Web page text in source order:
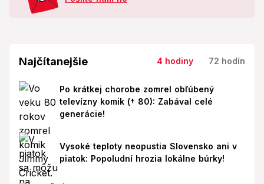
Najčítanejšie 4 hodiny 72 hodín
Po krátkej chorobe zomrel obľúbený
televízny komik († 80): Zabával celé
generácie!
Vysoké teploty neopustia Slovensko ani v
piatok: Popoludní hrozia lokálne búrky!